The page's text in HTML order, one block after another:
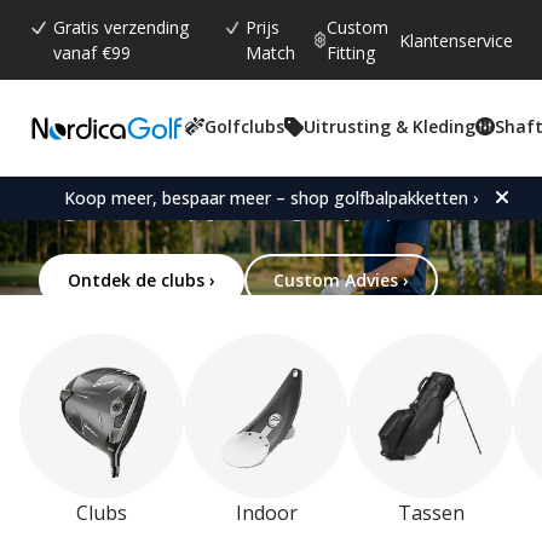
Gratis verzending
vanaf €99
Prijs
Match
Custom
Fitting
Klantenservice
Golfclubs Uitrusting & Kleding
Koop meer, bespaar meer – shop golfbalpakketten ›
Speel je beste golf
Drivers, ijzers en wedges die zijn
afgestemd op je swing en je spel.
Ontdek de clubs › Custom Advies ›
Clubs Indoor Tassen